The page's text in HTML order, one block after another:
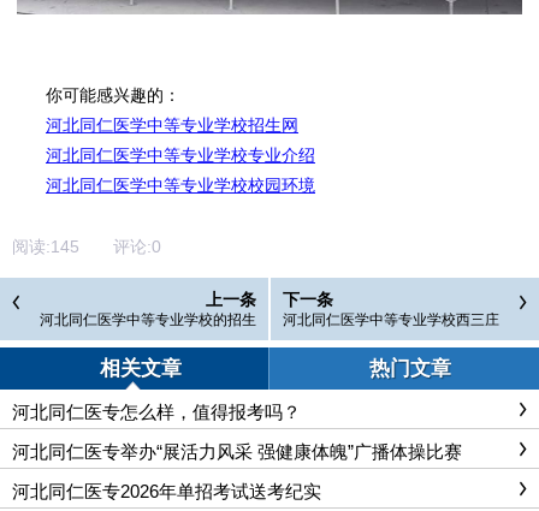
你可能感兴趣的：
河北同仁医学中等专业学校招生网
河北同仁医学中等专业学校专业介绍
河北同仁医学中等专业学校校园环境
阅读:145 评论:0
上一条
河北同仁医学中等专业学校的招生
代码是什么?
下一条
河北同仁医学中等专业学校西三庄
校区512护士节活动圆满结束
相关文章 热门文章
河北同仁医专怎么样，值得报考吗？
河北同仁医专举办“展活力风采 强健康体魄”广播体操比赛
河北同仁医专2026年单招考试送考纪实